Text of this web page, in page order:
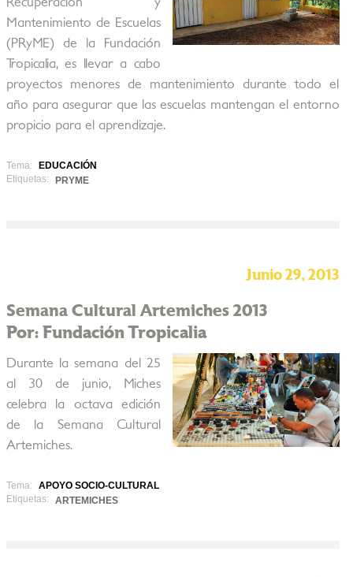
Mantenimiento de Escuelas
(PRyME) de la Fundación
Tropicalia, es llevar a cabo
proyectos menores de mantenimiento durante todo el
año para asegurar que las escuelas mantengan el entorno
propicio para el aprendizaje.
Tema:
EDUCACIÓN
Etiquetas:
PRYME
Junio 29, 2013
Semana Cultural Artemiches 2013
Por: Fundación Tropicalia
Durante la semana del 25
al 30 de junio, Miches
celebra la octava edición
de la Semana Cultural
Artemiches.
Tema:
APOYO SOCIO-CULTURAL
Etiquetas:
ARTEMICHES